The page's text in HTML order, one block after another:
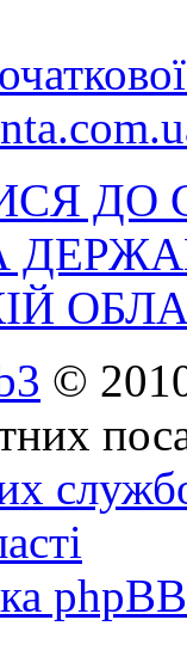
ДО
©
phpBB